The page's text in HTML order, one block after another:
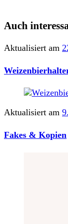
Auch
Aktualisiert am
Aktualisiert am
Fakes & Kopien